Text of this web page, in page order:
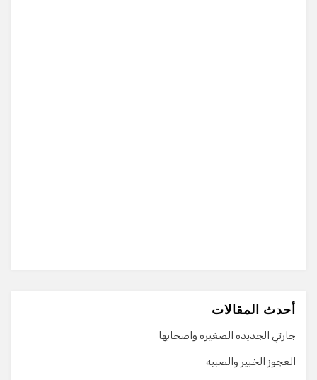
أحدث المقالات
جارتي الجديده الصغيره واصحابها
العجوز الخبير والصبيه